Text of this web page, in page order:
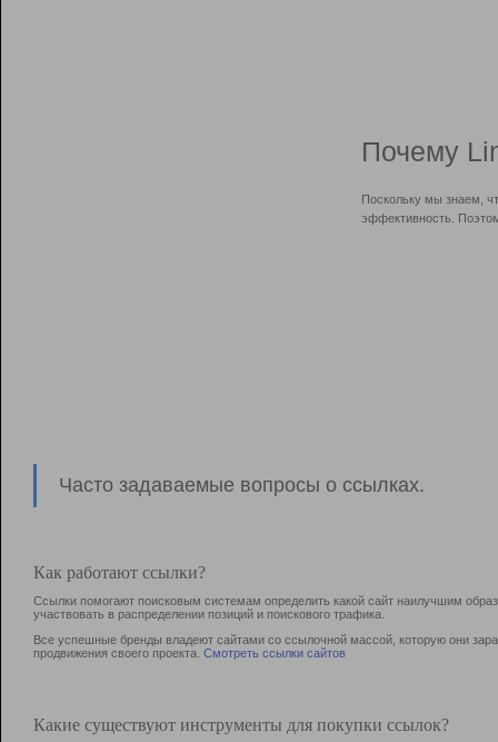
Почему
Поскольку мы знаем,
эффективность.
Часто задаваемые вопросы о ссылках.
Как работают ссылки?
Ссылки помогают поисковым системам определить какой сайт наилучшим
участвовать в раcпределении позиций и поискового трафика.
Все успешные бренды владеют сайтами со ссылочной массой, которую они
продвижения своего проекта. Смотреть ссылки сайтов
Какие существуют инструменты для покупки ссылок?